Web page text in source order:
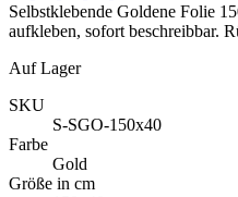
Selbstklebende Goldene Folie
aufkleben, sofort beschreibbar.
Auf Lager
SKU
S-SGO-150x40
Farbe
Gold
Größe in cm